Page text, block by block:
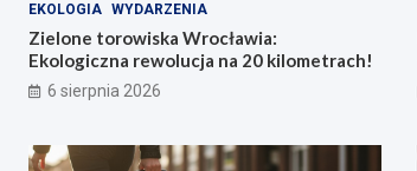
EKOLOGIA WYDARZENIA
Zielone torowiska Wrocławia:
Ekologiczna rewolucja na 20 kilometrach!
6 sierpnia 2026